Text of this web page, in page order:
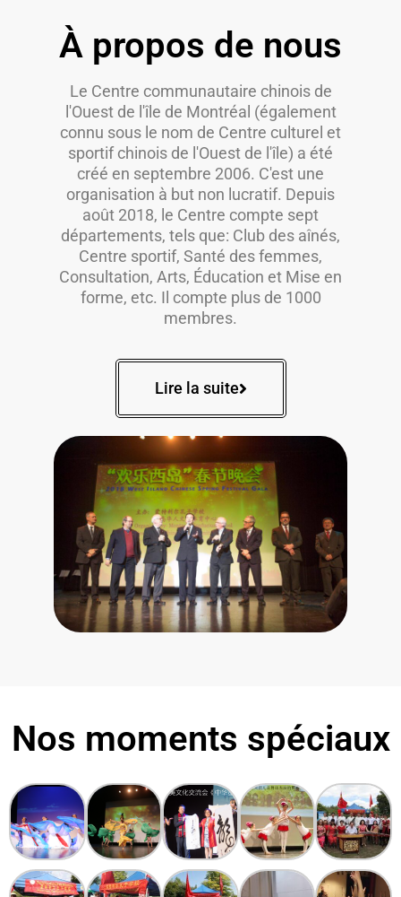
À propos de nous
Le Centre communautaire chinois de
l'Ouest de l'île de Montréal (également
connu sous le nom de Centre culturel et
sportif chinois de l'Ouest de l'île) a été
créé en septembre 2006. C'est une
organisation à but non lucratif. Depuis
août 2018, le Centre compte sept
départements, tels que: Club des aînés,
Centre sportif, Santé des femmes,
Consultation, Arts, Éducation et Mise en
forme, etc. Il compte plus de 1000
membres.
Lire la suite
Nos moments spéciaux